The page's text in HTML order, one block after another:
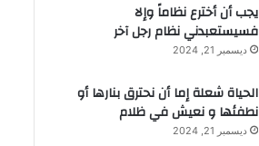
يجب أن أخترع نظاماً وإلا
فسيستعبدني نظام رجل آخر
ديسمبر 21, 2024
الحياة شعلة إما أن نحترق بنارها أو
نطفئها و نعيش في ظلام
ديسمبر 21, 2024